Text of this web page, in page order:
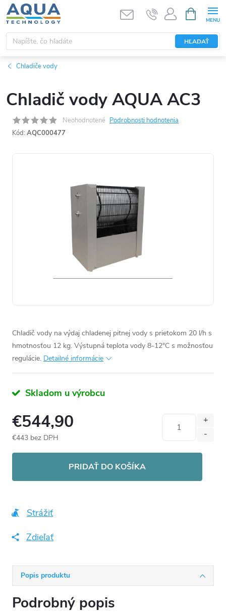
Prejsť
na
obsah
HĽADAŤ
KOŠÍK
Chladiče vody
Chladič vody AQUA AC3
Neohodnotené Podrobnosti hodnotenia
Kód: AQC000477
Chladič vody na výdaj chladenej pitnej vody s prietokom 20 l/h s
hmotnosťou 12 kg. Výstupná teplota vody 8-12°C s možnosťou
regulácie. Detailné informácie
Skladom u výrobcu
€544,90
€443 bez DPH
PRIDAŤ DO KOŠÍKA
Strážiť
Zdieľať
Popis produktu
Podrobný popis